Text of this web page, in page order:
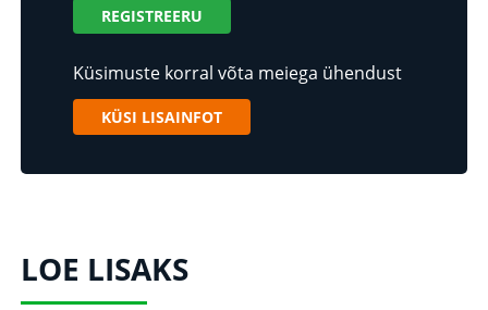
REGISTREERU
Küsimuste korral võta meiega ühendust
KÜSI LISAINFOT
LOE LISAKS